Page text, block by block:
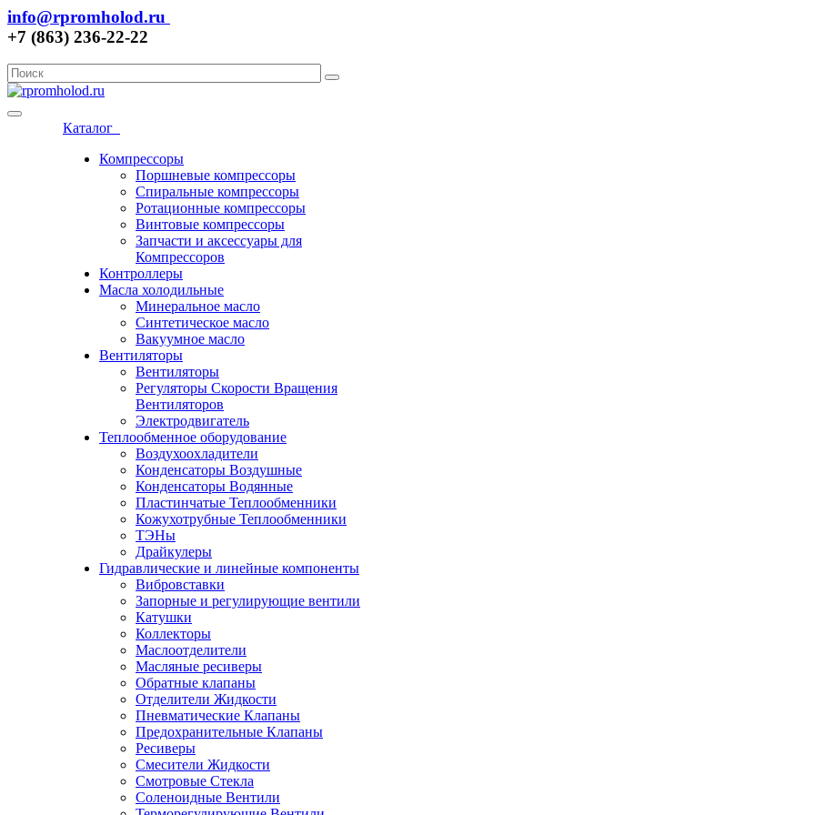
info@rpromholod.ru
+7 (863) 236-22-22
Каталог
Компрессоры
Поршневые компрессоры
Спиральные компрессоры
Ротационные компрессоры
Винтовые компрессоры
Запчасти и аксессуары для
Компрессоров
Контроллеры
Масла холодильные
Минеральное масло
Синтетическое масло
Вакуумное масло
Вентиляторы
Вентиляторы
Регуляторы Скорости Вращения
Вентиляторов
Электродвигатель
Теплообменное оборудование
Воздухоохладители
Конденсаторы Воздушные
Конденсаторы Водянные
Пластинчатые Теплообменники
Кожухотрубные Теплообменники
ТЭНы
Драйкулеры
Гидравлические и линейные компоненты
Вибровставки
Запорные и регулирующие вентили
Катушки
Коллекторы
Маслоотделители
Масляные ресиверы
Обратные клапаны
Отделители Жидкости
Пневматические Клапаны
Предохранительные Клапаны
Ресиверы
Смесители Жидкости
Смотровые Стекла
Соленоидные Вентили